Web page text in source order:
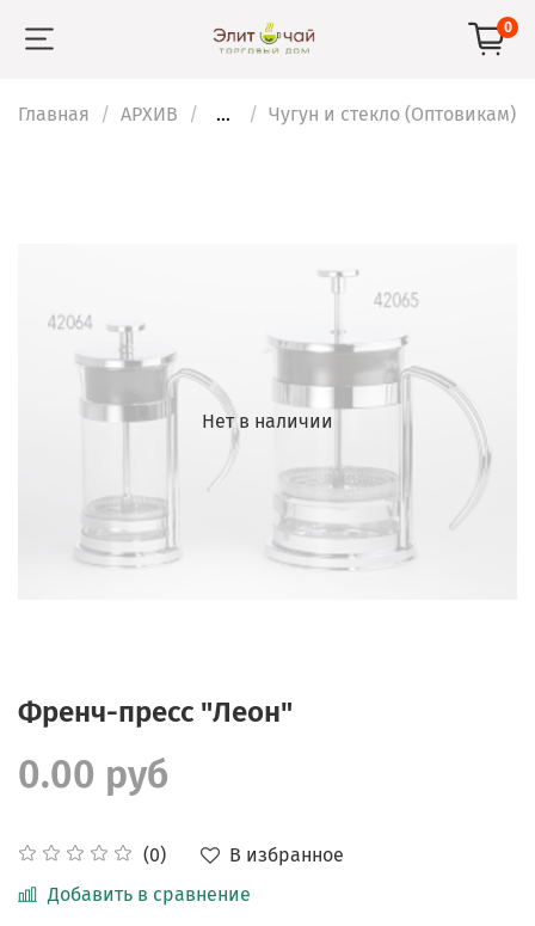
0
Главная АРХИВ ... Чугун и стекло (Оптовикам)
Нет в наличии
Френч-пресс "Леон"
(0)
В избранное
Добавить в сравнение
0.00 руб